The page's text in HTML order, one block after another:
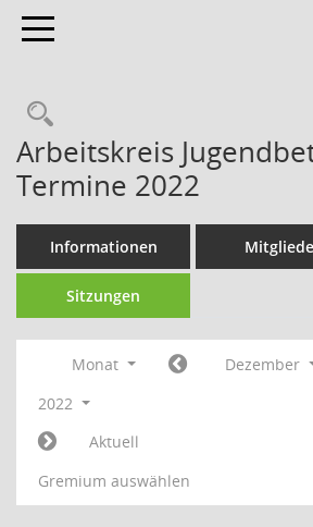
Toggle navigation
Arbeitskreis
Termine 2022
Informationen
Sitzungen
Monat
Dezember
2022
Aktuell
Gremium auswählen